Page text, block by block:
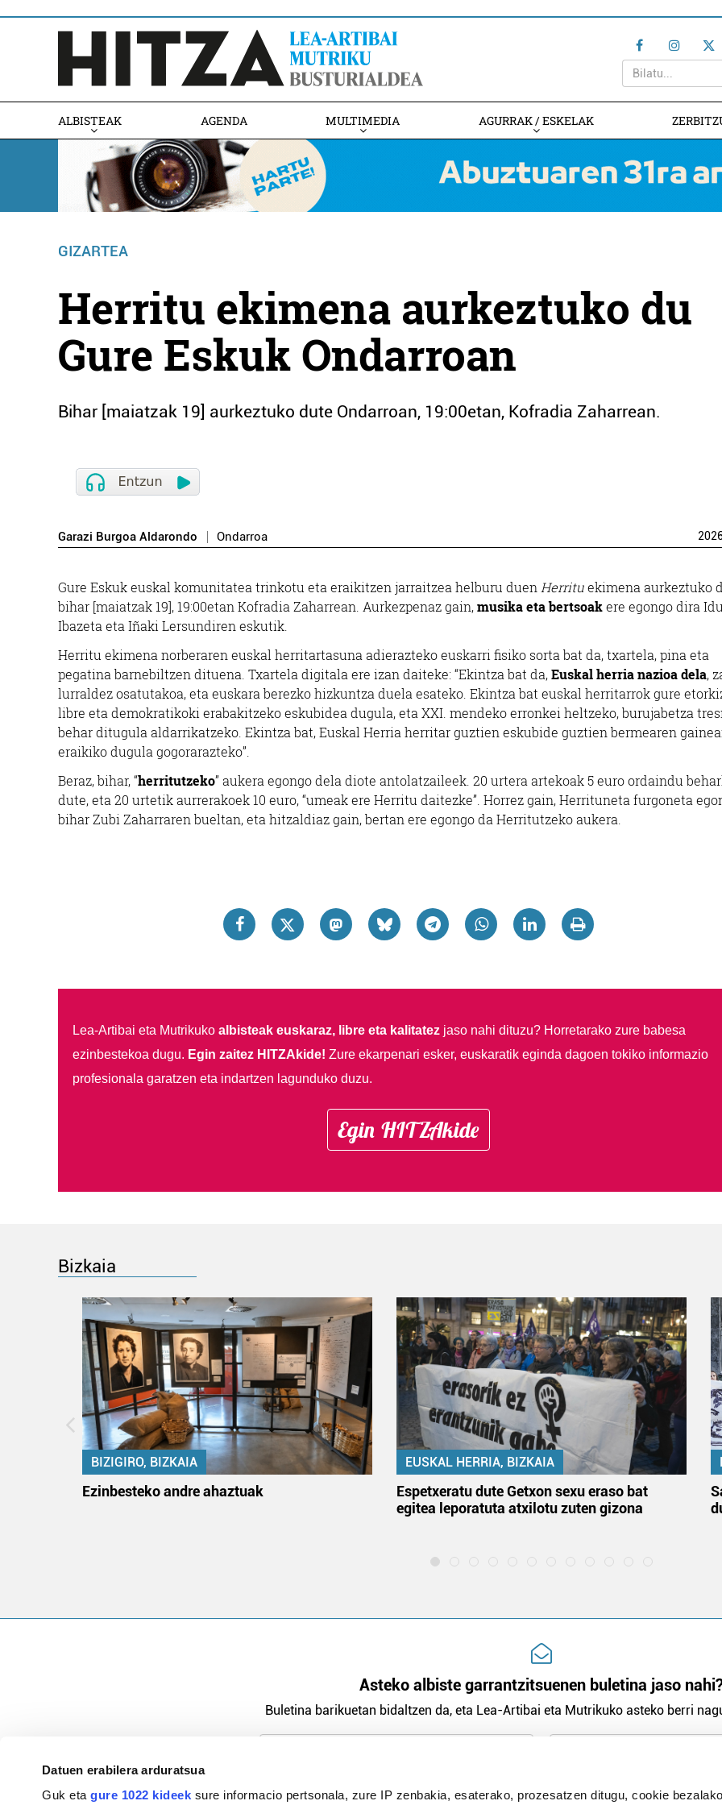
Datuen erabilera arduratsua
Guk etagure 1022 kideek sure informacio pertsonala, zure IP zenbakia, esaterako, prozesatzen ditugu, cookie
ALBISTEAK AGENDA MULTIMEDIA AGURRAK / ESKELAK
GIZARTEA
Herritu ekimena aurkeztuko du
Gure Eskuk Ondarroan
Bihar [maiatzak 19] aurkeztuko dute Ondarroan, 19:00etan, Kofradia Zaharrean.
Garazi Burgoa Aldarondo Ondarroa
Gure Eskuk euskal komunitatea trinkotu eta eraikitzen jarraitzea helburu duen Herrituekimena aurkeztuko
bihar [maiatzak 19], 19:00etan Kofradia Zaharrean. Aurkezpenaz gain,musika eta bertsoakere egongo dira
Ibazeta eta Iñaki Lersundiren eskutik.
Herritu ekimena norberaren euskal herritartasuna adierazteko euskarri fisiko sorta bat da, txartela, pina eta
pegatina barnebiltzen dituena. Txartela digitala ere izan daiteke: “Ekintza bat da,Euskal herria nazioa dela,
lurraldez osatutakoa, eta euskara berezko hizkuntza duela esateko. Ekintza bat euskal herritarrok gure
libre eta demokratikoki erabakitzeko eskubidea dugula, eta XXI. mendeko erronkei heltzeko, burujabetza
behar ditugula aldarrikatzeko. Ekintza bat, Euskal Herria herritar guztien eskubide guztien bermearen
eraikiko dugula gogorarazteko”.
Beraz, bihar, “herritutzeko” aukera egongo dela diote antolatzaileek. 20 urtera artekoak 5 euro ordaindu
dute, eta 20 urtetik aurrerakoek 10 euro, “umeak ere Herritu daitezke”. Horrez gain, Herrituneta furgoneta
bihar Zubi Zaharraren bueltan, eta hitzaldiaz gain, bertan ere egongo da Herritutzeko aukera.
Lea-Artibai eta Mutrikuko albisteak euskaraz, libre eta kalitatezjaso nahi dituzu? Horretarako zure babesa
ezinbestekoa dugu. Egin zaitez HITZAkide! Zure ekarpenari esker, euskaratik eginda dagoen tokiko informazio
profesionala garatzen eta indartzen lagunduko duzu.
Egin HITZAkide
Bizkaia
BIZIGIRO, BIZKAIA
Ezinbesteko andre ahaztuak
EUSKAL HERRIA, BIZKAIA
Espetxeratu dute Getxon sexu eraso bat
egitea leporatuta atxilotu zuten gizona
Asteko albiste garrantzitsuenen buletina jaso
Buletina barikuetan bidaltzen da, eta Lea-Artibai eta Mutrikuko asteko berri